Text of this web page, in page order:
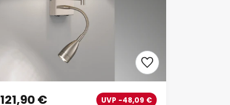
121,90 € UVP -48,09 €